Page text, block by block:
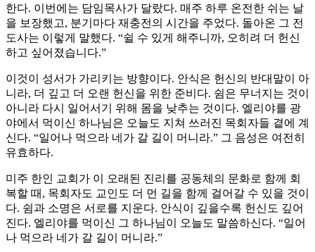
한다. 이번에는 담임목사가 달랐다. 매주 하루 온전한 쉬는 날
을 보장했고, 분기마다 재충전의 시간을 주었다. 돌아온 그 전
도사는 이렇게 말했다. “쉴 수 있게 해주니까, 오히려 더 헌신
하고 싶어졌습니다.”
이것이 성서가 가리키는 방향이다. 안식은 헌신의 반대말이 아
니라, 더 깊고 더 오랜 헌신을 위한 준비다. 쉼은 무너지는 것이
아니라 다시 일어서기 위해 몸을 낮추는 것이다. 엘리야를 광
야에서 먹이신 하나님은 오늘도 지쳐 쓰러진 목회자들 곁에 계
신다. “일어나 먹으라 네가 갈 길이 머니라.” 그 음성은 여전히
유효하다.
미주 한인 교회가 이 오래된 진리를 공동체의 문화로 함께 회
복할 때, 목회자도 교인도 더 먼 길을 함께 걸어갈 수 있을 것이
다. 쉼과 소명은 서로를 지운다. 안식이 깊을수록 헌신도 깊어
진다. 엘리야를 먹이신 그 하나님이 오늘도 말씀하신다. “일어
나 먹으라 네가 갈 길이 머니라.”